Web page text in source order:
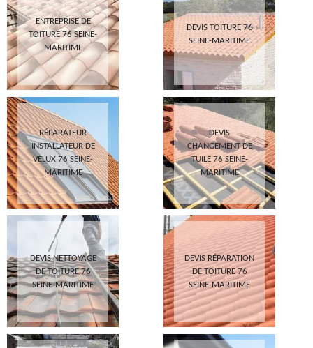
ENTREPRISE DE
TOITURE 76 SEINE-
MARITIME
DEVIS TOITURE 76
SEINE-MARITIME
RÉPARATEUR
INSTALLATEUR DE
VELUX 76 SEINE-
MARITIME
DEVIS
CHANGEMENT DE
TUILE 76 SEINE-
MARITIME
DEVIS NETTOYAGE
DE TOITURE 76
SEINE-MARITIME
DEVIS RÉPARATION
DE TOITURE 76
SEINE-MARITIME